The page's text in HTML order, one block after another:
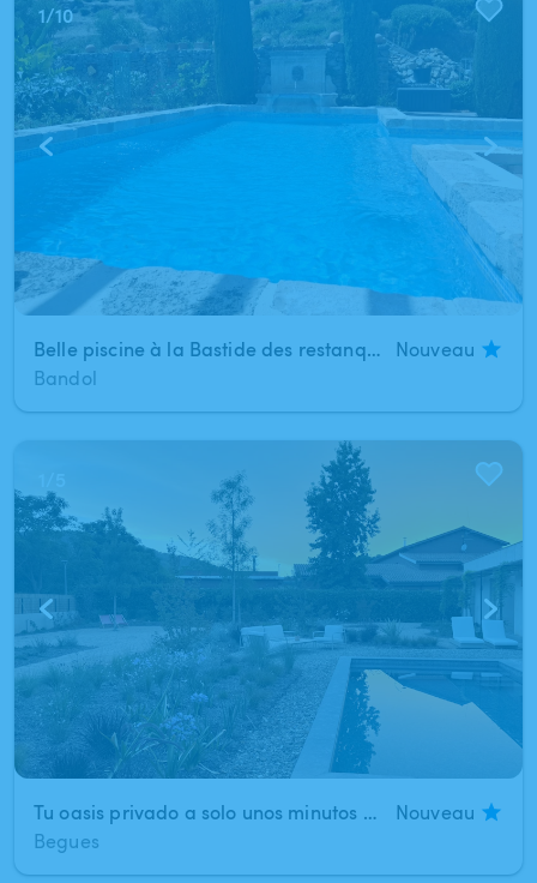
1/10
Belle piscine à la Bastide des restanques Bandol
Nouveau
Bandol
Tu oasis privado a solo unos minutos de Barcelona.
Nouveau
Begues